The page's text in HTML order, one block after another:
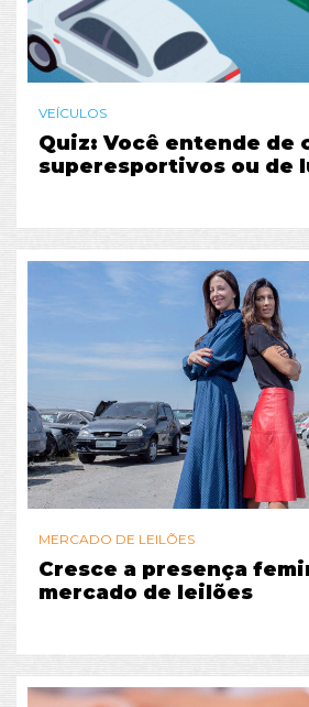
VEÍCULOS
Quiz: Você entende de
superesportivos ou de
MERCADO DE LEILÕES
Cresce a presença
mercado de leilões